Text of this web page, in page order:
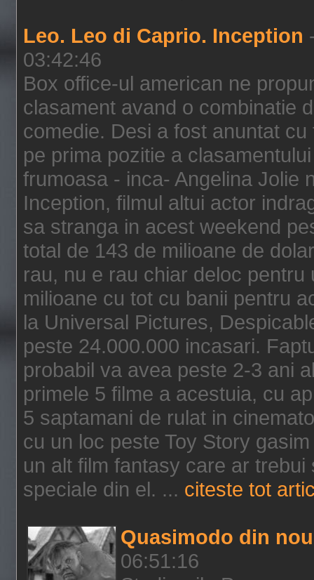
Leo. Leo di Caprio. Inception
03:42:46
Box office-ul american ne
clasament avand o combinatie
comedie. Desi a fost anuntat
pe prima pozitie a
frumoasa - inca- Angelina Jolie
Inception, filmul altui actor
sa stranga in acest weekend
total de 143 de milioane de
rau, nu e rau chiar deloc
milioane cu tot cu banii pentru
la Universal Pictures,
peste 24.000.000 incasari.
probabil va avea peste 2-3 ani
primele 5 filme a acestuia, cu
5 saptamani de rulat in
cu un loc peste Toy Story
un alt film fantasy care ar
speciale din el. ... citeste tot
Quasimodo din
06:51:16